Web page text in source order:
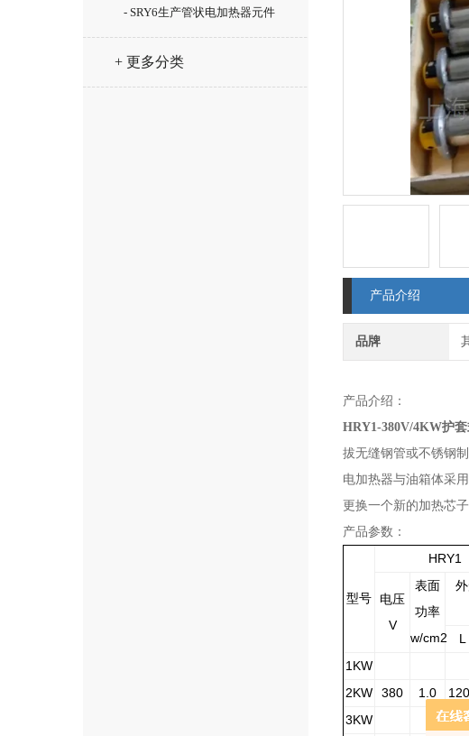
- SRY6生产管状电加热器元件
+ 更多分类
产品介绍
品牌
产品介绍：
HRY1-380V/4KW护
拔无缝钢管或不锈钢制
电加热器与油箱体采
更换一个新的加热芯
产品参数：
型号
HRY1
电压
V
表面
功率
w/cm2
L
1KW
2KW
380 1.0
3KW